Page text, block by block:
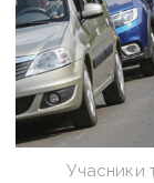
Учасники